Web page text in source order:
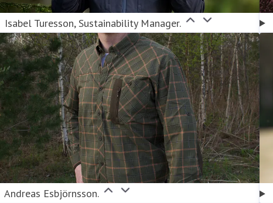
Isabel Turesson, Sustainability Manager.
Andreas Esbjörnsson.